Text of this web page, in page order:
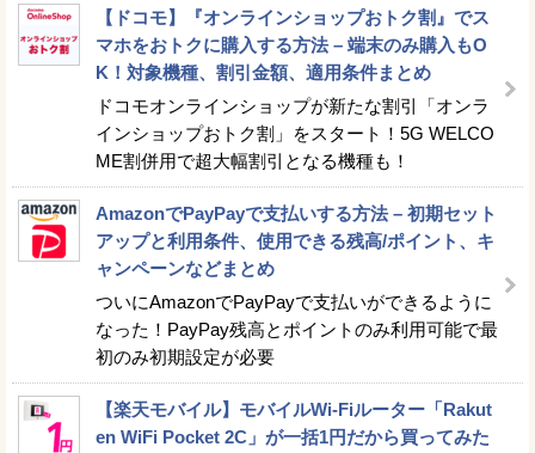
【ドコモ】『オンラインショップおトク割』でス
マホをおトクに購入する方法 – 端末のみ購入もO
K！対象機種、割引金額、適用条件まとめ
ドコモオンラインショップが新たな割引「オンラ
インショップおトク割」をスタート！5G WELCO
ME割併用で超大幅割引となる機種も！
AmazonでPayPayで支払いする方法 – 初期セット
アップと利用条件、使用できる残高/ポイント、キ
ャンペーンなどまとめ
ついにAmazonでPayPayで支払いができるように
なった！PayPay残高とポイントのみ利用可能で最
初のみ初期設定が必要
【楽天モバイル】モバイルWi-Fiルーター「Rakut
en WiFi Pocket 2C」が一括1円だから買ってみた